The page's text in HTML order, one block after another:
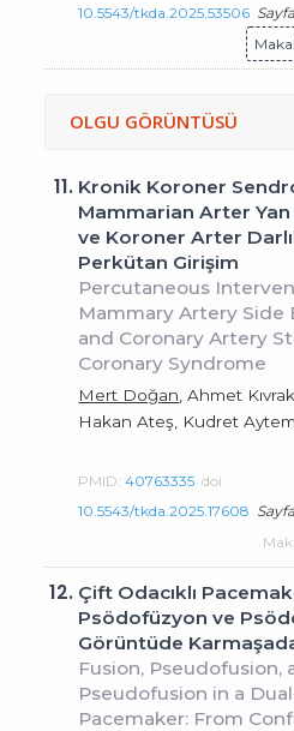
10.5543/tkda.2025.53506
OLGU GÖRÜNTÜSÜ
11. Kronik Koroner
Mammarian Arter Yan
ve Koroner Arter
Perkütan Girişim
Percutaneous
Mammary Artery Side
and Coronary Artery
Coronary Syndrome
Mert Doğan , Ahmet
Hakan Ateş, Kudret
PMID:40763335 doi:
10.5543/tkda.2025.17608
12. Çift Odacıklı
Psödofüzyon ve
Görüntüde
Fusion, Pseudofusion,
Pseudofusion in a
Pacemaker: From